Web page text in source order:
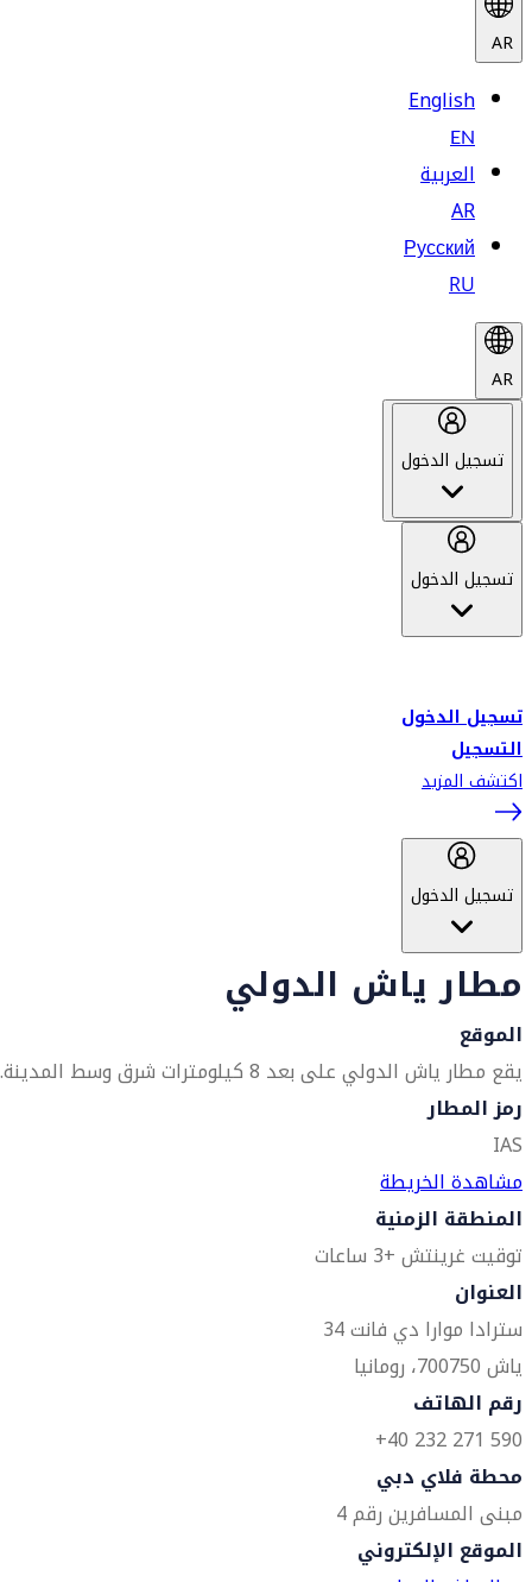
AR
English
EN
العربية
AR
Русский
RU
AR
تسجيل الدخول
تسجيل الدخول
تسجيل الدخول
التسجيل
اكتشف المزيد
تسجيل الدخول
مطار ياش الدولي
الموقع
يقع مطار ياش الدولي على بعد 8 كيلومترات شرق وسط المدينة.
رمز المطار
IAS
مشاهدة الخريطة
المنطقة الزمنية
توقيت غرينتش +3 ساعات
العنوان
سترادا موارا دي فانت 34
ياش 700750، رومانيا
رقم الهاتف
590 271 232 40+
محطة فلاي دبي
مبنى المسافرين رقم 4
الموقع الإلكتروني